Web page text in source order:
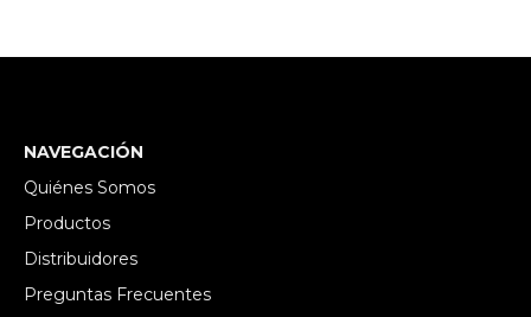
NAVEGACIÓN
Quiénes Somos
Productos
Distribuidores
Preguntas Frecuentes